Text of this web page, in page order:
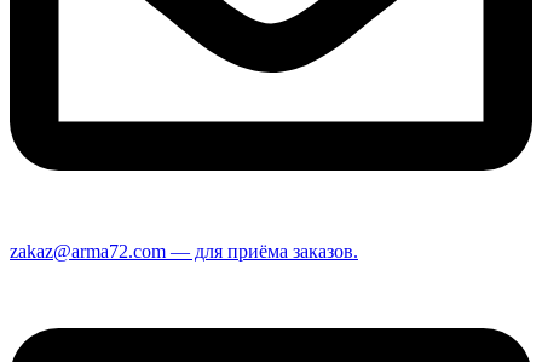
zakaz@arma72.com — для приёма заказов.